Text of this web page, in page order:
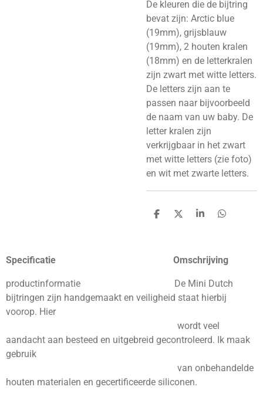
De kleuren die de bijtring
bevat zijn: Arctic blue
(19mm), grijsblauw
(19mm), 2 houten kralen
(18mm) en de letterkralen
zijn zwart met witte letters.
De letters zijn aan te
passen naar bijvoorbeeld
de naam van uw baby. De
letter kralen zijn
verkrijgbaar in het zwart
met witte letters (zie foto)
en wit met zwarte letters.
D
D
S
e
D
n
Specificatie Omschrijving
productinformatie De Mini Dutch
bijtringen zijn handgemaakt en veiligheid staat hierbij
voorop. Hier
wordt veel
aandacht aan besteed en uitgebreid gecontroleerd. Ik maak
gebruik
van onbehandelde
houten materialen en gecertificeerde siliconen.